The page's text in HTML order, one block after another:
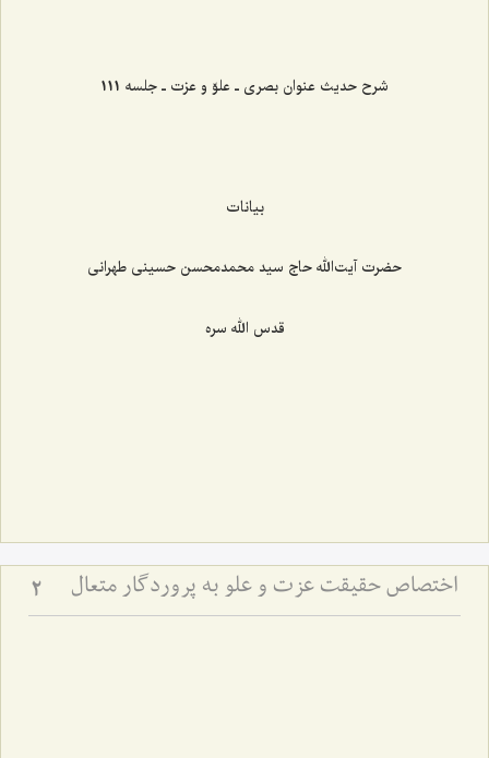
شرح حدیث عنوان بصری ـ علوّ و عزت ـ جلسه 111
بیانات
حضرت آیت‌الله حاج سید محمدمحسن حسینی طهرانی
قدس الله سره
اختصاص حقیقت عزت و علو به پروردگار متعال‏ 2